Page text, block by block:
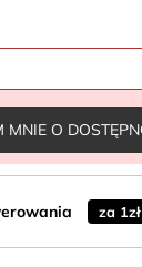
O
za 1zł